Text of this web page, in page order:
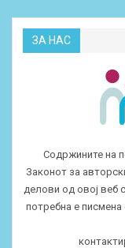
ЗА НАС
Содржините на
Законот за
делови од овој веб
потребна е